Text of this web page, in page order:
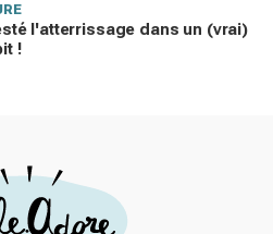
l'atterrissage dans un (vrai)
!